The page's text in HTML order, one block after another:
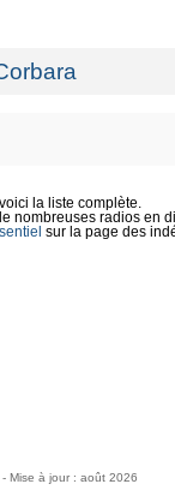
voici la liste complète.
nombreuses radios en
sur la page des
Mise à jour : août 2026